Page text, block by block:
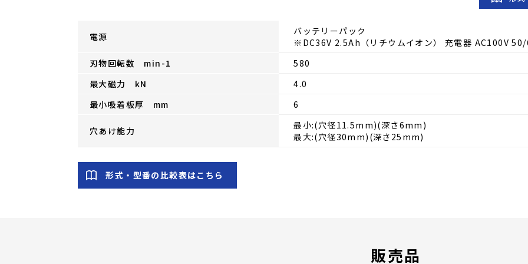
電源
バッテリーパック
※DC36V 2.5Ah（リチウムイオン） 充電器 AC100V
刃物回転数 min-1
580
最大磁力 kN
4.0
最小吸着板厚 mm
6
穴あけ能力
最小:(穴径11.5mm)(深さ6mm)
最大:(穴径30mm)(深さ25mm)
形式・型番の比較表はこちら
販売品